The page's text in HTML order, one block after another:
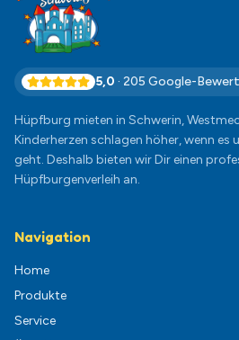
5,0 · 205 Google-
Hüpfburg mieten in Schwerin,
Kinderherzen schlagen höher, wenn
geht. Deshalb bieten wir Dir einen
Hüpfburgenverleih an.
Navigation
Home
Produkte
Service